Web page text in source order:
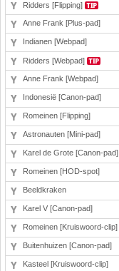
Ridders [Flipping]
Anne Frank [Plus-pad]
Indianen [Webpad]
Ridders [Webpad]
Anne Frank [Webpad]
Indonesië [Canon-pad]
Romeinen [Flipping]
Astronauten [Mini-pad]
Karel de Grote [Canon-pad]
Romeinen [HOD-spot]
Beeldkraken
Karel V [Canon-pad]
Romeinen [Kruiswoord-clip]
Buitenhuizen [Canon-pad]
Kasteel [Kruiswoord-clip]